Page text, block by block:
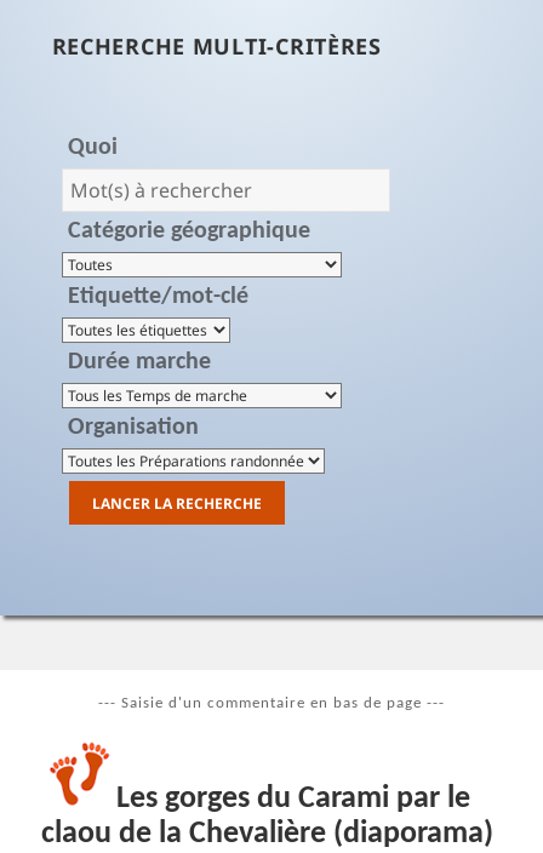
RECHERCHE MULTI-CRITÈRES
Quoi
Catégorie géographique
Etiquette/mot-clé
Durée marche
Organisation
--- Saisie d'un commentaire en bas de page ---
Les gorges du Carami par le
claou de la Chevalière (diaporama)